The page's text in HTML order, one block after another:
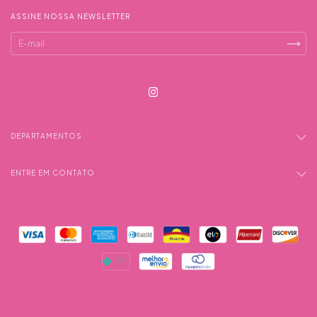
ASSINE NOSSA NEWSLETTER
DEPARTAMENTOS
ENTRE EM CONTATO